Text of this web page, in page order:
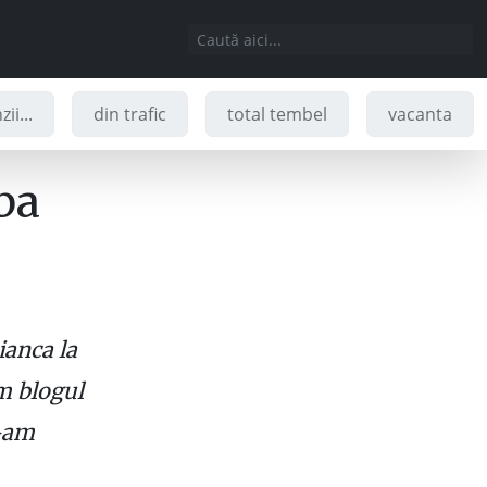
din trafic total tembel vacanta
la
blogul